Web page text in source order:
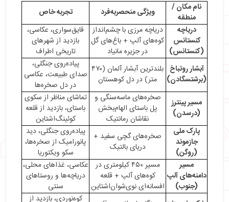
نام مکان /
منطقه
ویژگی منحصربه‌فرد
تجربه خاص
دریاچه
کنستانس
(کنستانس)
دریاچه مرزی با چشم‌انداز
کوه‌های آلپ + باغ‌های گل
در جزیره مانیاد
قایق‌سواری، عکاسی،
بازدید از شهرهای
تاریخی اطراف
آبشار روتباخ
(برشتسگادن)
بلندترین آبشار آلمان (۴۷۰
متر) در دل کوهستان
پیاده‌روی جنگلی،
صدای طبیعت، عکاسی
در دل صخره‌ها
مسیر پینترز
(درسدن)
صخره‌های ماسه‌سنگی و
پل باستای الهام‌بخش
نقاشان رمانتیک
تماشای مناظر از سکوی
باستای، بازدید از قلعه
کوئینگ‌اشتاین
پارک ملی
جازموند
(روگن)
صخره‌های گچی سفید +
دریای بالتیک
پیاده‌روی جنگلی، دید
پانورامیک از صخره‌ها،
سکو ویکتوریا
مسیر
دامنه‌های آلپ
(جنوب)
مسیر ۴۵۰ کیلومتری در
کوه‌های آلپ + قلعه
افسانه‌ای نوی‌شوان‌اشتاین
عکاسی، غذاهای محلی،
دریاچه‌ها و روستاهای
سنتی
کوه‌نوردی، بازدید از